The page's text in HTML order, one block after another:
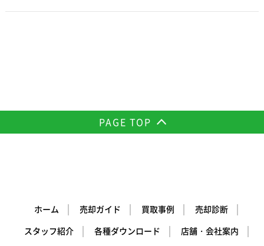
PAGE TOP
ホーム 売却ガイド 買取事例
売却診断
スタッフ紹介
各種ダウンロード
店舗・会社案内